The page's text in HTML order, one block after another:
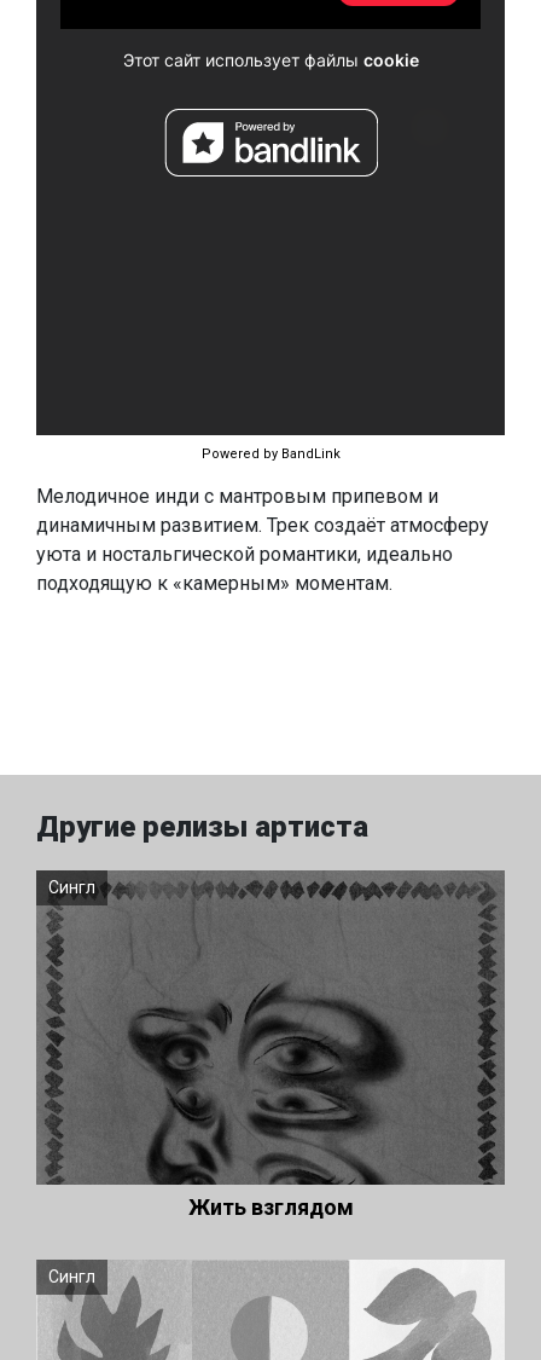
Powered by BandLink
Мелодичное инди с мантровым припевом и
динамичным развитием. Трек создаёт атмосферу
уюта и ностальгической романтики, идеально
подходящую к «камерным» моментам.
Другие релизы артиста
Сингл
Жить взглядом
Сингл